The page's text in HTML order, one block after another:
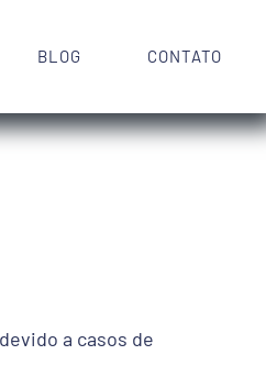
BLOG CONTATO
a casos de